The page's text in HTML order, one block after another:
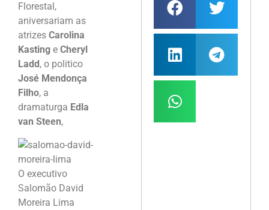
Florestal,
aniversariam as
atrizes Carolina
Kasting e Cheryl
Ladd , o politico
José Mendonça
Filho, a
dramaturga Edla
van Steen,
O executivo
Salomão David
Moreira Lima